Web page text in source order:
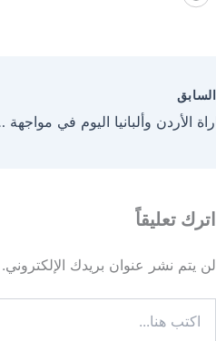
السابق
مباراة
اترك تعليقاً
لن يتم نشر عنوان بريدك الإلكتروني.
هنا...